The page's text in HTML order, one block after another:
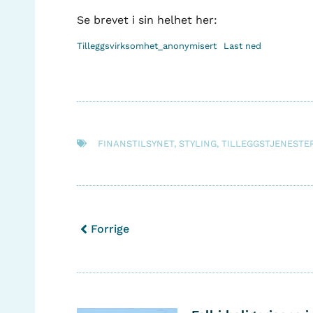
Se brevet i sin helhet her:
Tilleggsvirksomhet_anonymisert Last ned
FINANSTILSYNET, STYLING,
Forrige